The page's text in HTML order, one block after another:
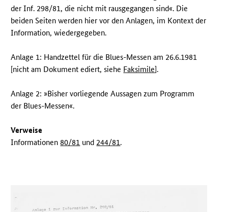
der Inf. 298/81, die nicht mit rausgegangen sind«. Die
beiden Seiten werden hier vor den Anlagen, im Kontext der
Information, wiedergegeben.
Anlage 1: Handzettel für die Blues-Messen am 26.6.1981
[nicht am Dokument ediert, siehe Faksimile].
Anlage 2: »Bisher vorliegende Aussagen zum Programm
der Blues-Messen«.
Verweise
Informationen80/81 und 244/81.